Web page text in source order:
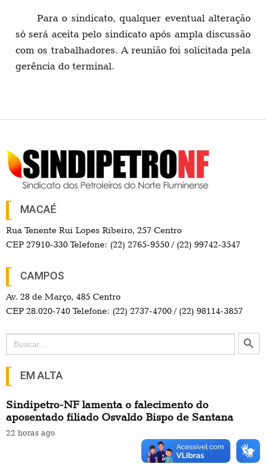
Para o sindicato, qualquer eventual alteração
só será aceita pelo sindicato após ampla discussão
com os trabalhadores. A reunião foi solicitada pela
gerência do terminal.
MACAÉ
Rua Tenente Rui Lopes Ribeiro, 257 Centro
CEP 27910-330 Telefone: (22) 2765-9550 / (22) 99742-3547
CAMPOS
Av. 28 de Março, 485 Centro
CEP 28.020-740 Telefone: (22) 2737-4700 / (22) 98114-3857
Search
for:
Search Button
EM ALTA
Sindipetro-NF lamenta o falecimento do
aposentado filiado Osvaldo Bispo de Santana
22 horas ago